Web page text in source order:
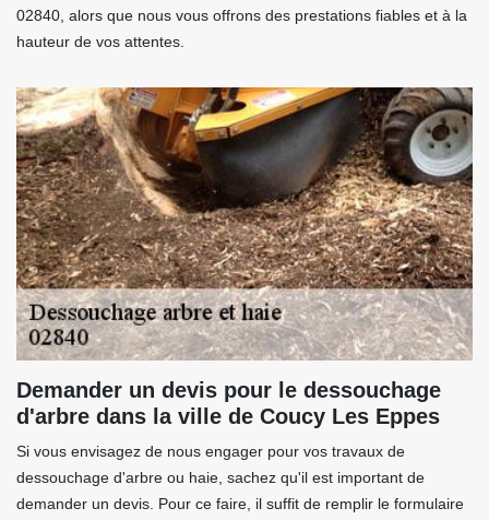
02840, alors que nous vous offrons des prestations fiables et à la
hauteur de vos attentes.
Demander un devis pour le dessouchage
d'arbre dans la ville de Coucy Les Eppes
Si vous envisagez de nous engager pour vos travaux de
dessouchage d'arbre ou haie, sachez qu'il est important de
demander un devis. Pour ce faire, il suffit de remplir le formulaire